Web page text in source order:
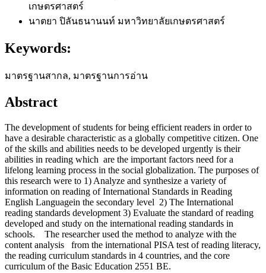
เกษตรศาสตร์
นาตยา ปิลันธนานนท์ มหาวิทยาลัยเกษตรศาสตร์
Keywords:
มาตรฐานสากล, มาตรฐานการอ่าน
Abstract
The development of students for being efficient readers in order to
have a desirable characteristic as a globally competitive citizen. One
of the skills and abilities needs to be developed urgently is their
abilities in reading which are the important factors need for a
lifelong learning process in the social globalization. The purposes of
this research were to 1) Analyze and synthesize a variety of
information on reading of International Standards in Reading
English Languagein the secondary level 2) The International
reading standards development 3) Evaluate the standard of reading
developed and study on the international reading standards in
schools. The researcher used the method to analyze with the
content analysis from the international PISA test of reading literacy,
the reading curriculum standards in 4 countries, and the core
curriculum of the Basic Education 2551 BE.